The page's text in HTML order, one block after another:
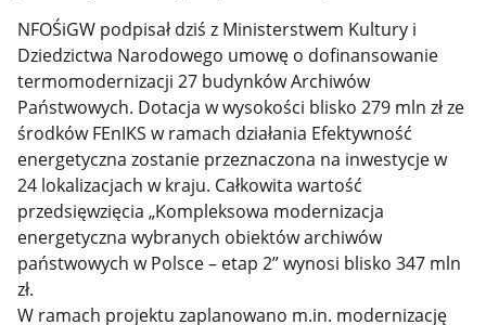
NFOŚiGW podpisał dziś z Ministerstwem Kultury i
Dziedzictwa Narodowego umowę o dofinansowanie
termomodernizacji 27 budynków Archiwów
Państwowych. Dotacja w wysokości blisko 279 mln zł ze
środków FEnIKS w ramach działania Efektywność
energetyczna zostanie przeznaczona na inwestycje w
24 lokalizacjach w kraju. Całkowita wartość
przedsięwzięcia „Kompleksowa modernizacja
energetyczna wybranych obiektów archiwów
państwowych w Polsce – etap 2” wynosi blisko 347 mln
zł.
W ramach projektu zaplanowano m.in. modernizację